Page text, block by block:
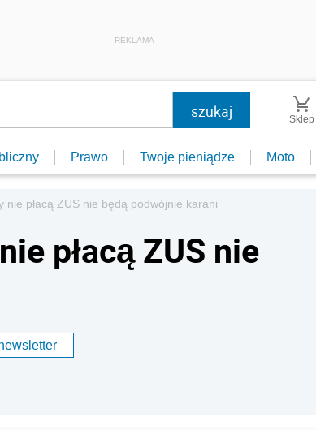
REKLAMA
Sklep
Prawo Twoje pieniądze Moto
nie płacą ZUS nie będą podwójnie karani
płacą ZUS nie